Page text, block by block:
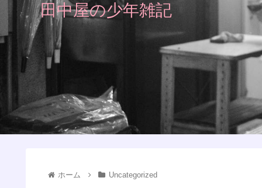
田中屋の少年雑記
ホーム Uncategorized